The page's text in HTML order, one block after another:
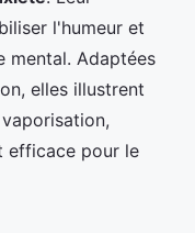
l'humeur et
mental. Adaptées
elles illustrent
efficace pour le